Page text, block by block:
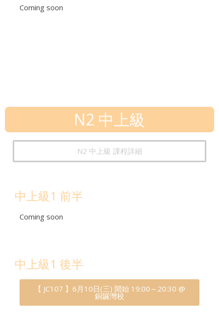
Coming soon
N2 中上級
N2 中上級 課程詳細
中上級1 前半
Coming soon
中上級1 後半
【 JC107 】6月10日(三) 開始 19:00～20:30 @
銅鑼灣校